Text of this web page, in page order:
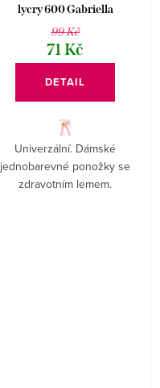
lycry 600 Gabriella
99 Kč
71 Kč
DETAIL
Univerzální. Dámské
jednobarevné ponožky se
zdravotním lemem.